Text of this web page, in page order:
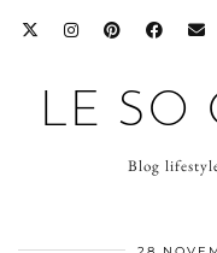
LE SO
Blog